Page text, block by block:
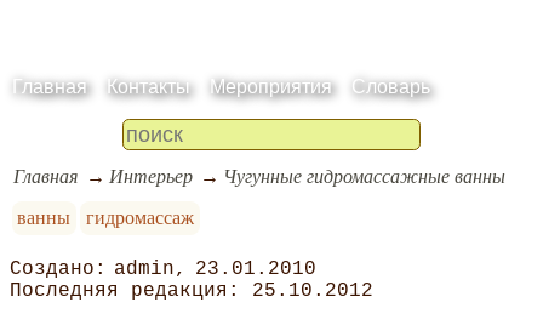
Главная Контакты Мероприятия Словарь
Главная Интерьер
Чугунные гидромассажные ванны
ванны
гидромассаж
admin
23.01.2010
25.10.2012